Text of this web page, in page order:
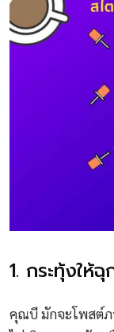
1. กระทุ้งให้
คุณบี มักจะโพสต์ภ